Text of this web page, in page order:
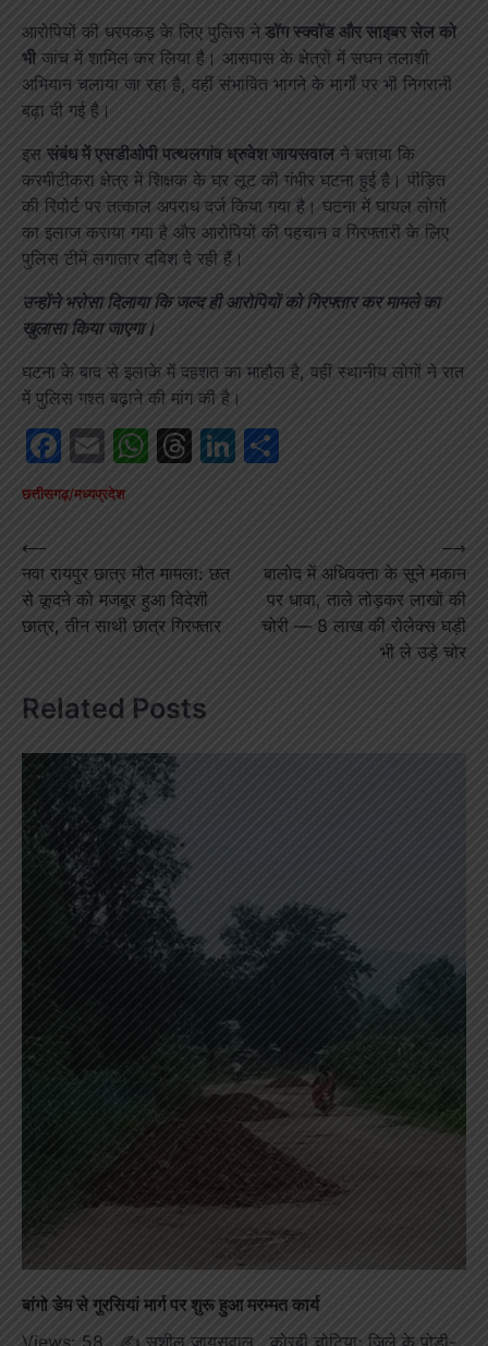
आरोपियों की धरपकड़ के लिए पुलिस ने डॉग स्क्वॉड और साइबर सेल को
भीजांच में शामिल कर लिया है। आसपास के क्षेत्रों में सघन तलाशी
अभियान चलाया जा रहा है, वहीं संभावित भागने के मार्गों पर भी निगरानी
बढ़ा दी गई है।
इस संबंध में एसडीओपी पत्थलगांव ध्रुवेश जायसवालने बताया कि
करमीटीकरा क्षेत्र में शिक्षक के घर लूट की गंभीर घटना हुई है। पीड़ित
की रिपोर्ट पर तत्काल अपराध दर्ज किया गया है। घटना में घायल लोगों
का इलाज कराया गया है और आरोपियों की पहचान व गिरफ्तारी के लिए
पुलिस टीमें लगातार दबिश दे रही हैं।
उन्होंने भरोसा दिलाया कि जल्द ही आरोपियों को गिरफ्तार कर मामले का
खुलासा किया जाएगा।
घटना के बाद से इलाके में दहशत का माहौल है, वहीं स्थानीय लोगों ने रात
में पुलिस गश्त बढ़ाने की मांग की है।
Facebook
EmailWhatsApp
Threads
LinkedIn
छत्तीसगढ़/मध्यप्रदेश
Post
navigation
⟵
नवा रायपुर छात्र मौत मामला: छत
से कूदने को मजबूर हुआ विदेशी
छात्र, तीन साथी छात्र गिरफ्तार
बालोद में अधिवक्ता के सूने मकान
पर धावा, ताले तोड़कर लाखों की
चोरी — 8 लाख की रोलेक्स घड़ी
भी ले उड़े चोर
⟶
Related Posts
बांगो डेम से गुरसियां मार्ग पर शुरू हुआ मरम्मत कार्य
Views: 58 ✍️ सुशील जायसवाल कोरबी चोटिया: जिले के पोड़ी-